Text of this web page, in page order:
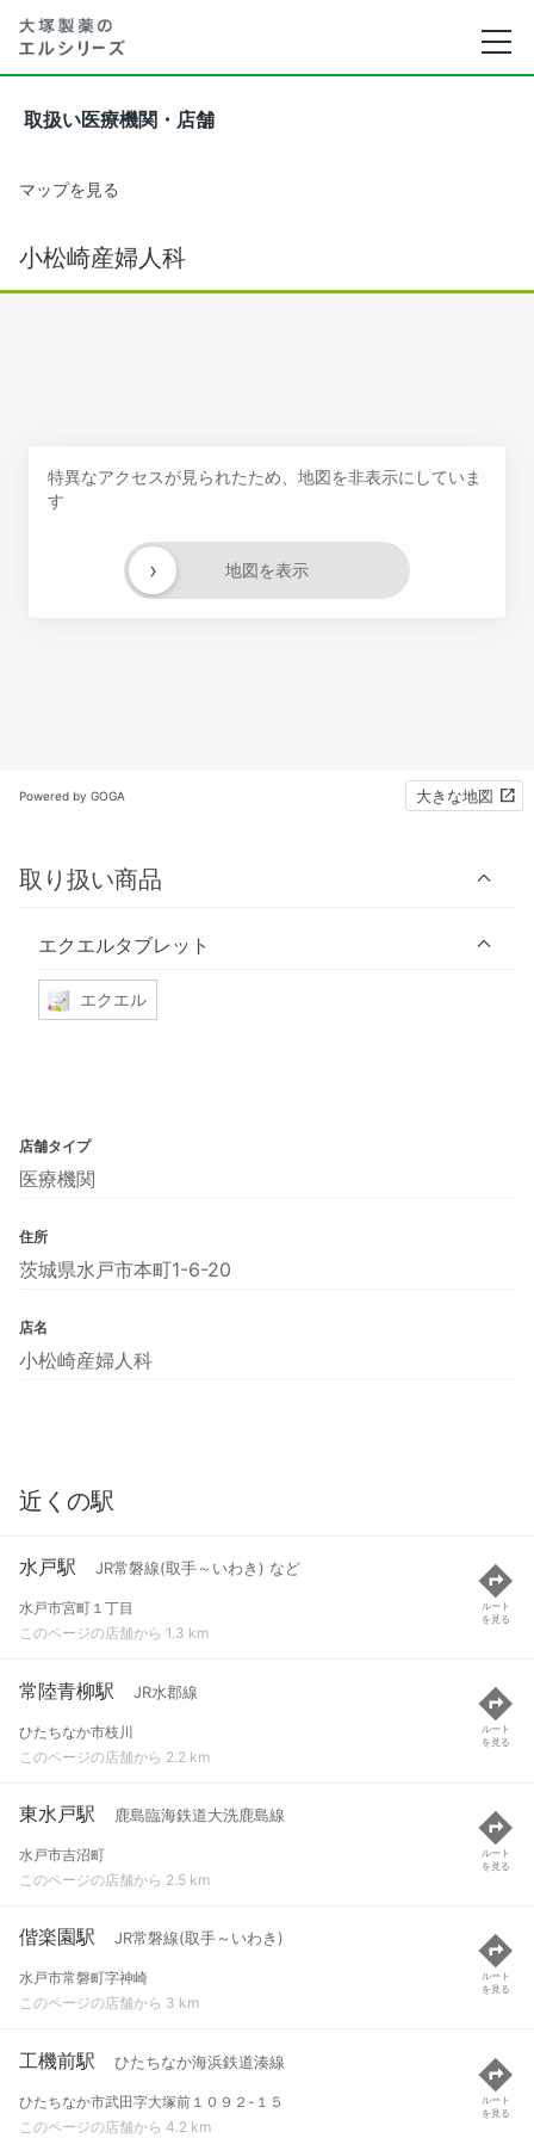
取扱い医療機関・店舗
マップを見る
小松崎産婦人科
特異なアクセスが見られたため、地図を非表示にしていま
す
地図を表示
›
Powered by GOGA 大きな地図
取り扱い商品
エクエルタブレット
エクエル
店舗タイプ
医療機関
住所
茨城県水戸市本町1-6-20
店名
小松崎産婦人科
近くの駅
水戸駅 JR常磐線(取手～いわき) など
水戸市宮町１丁目
このページの店舗から 1.3 km
ルート
を見る
常陸青柳駅 JR水郡線
ひたちなか市枝川
このページの店舗から 2.2 km
ルート
を見る
東水戸駅 鹿島臨海鉄道大洗鹿島線
水戸市吉沼町
このページの店舗から 2.5 km
ルート
を見る
偕楽園駅 JR常磐線(取手～いわき)
水戸市常磐町字神崎
このページの店舗から 3 km
ルート
を見る
工機前駅 ひたちなか海浜鉄道湊線
ひたちなか市武田字大塚前１０９２-１５
このページの店舗から 4.2 km
ルート
を見る